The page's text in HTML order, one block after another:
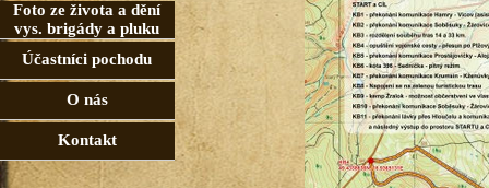
Foto ze života a dění
vys. brigády a pluku
Účastníci pochodu
O nás
Kontakt